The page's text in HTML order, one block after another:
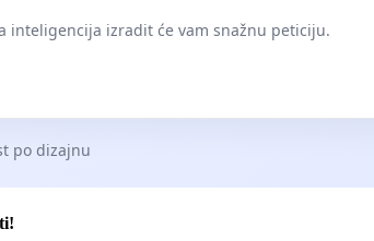
inteligencija izradit će vam snažnu peticiju.
po dizajnu